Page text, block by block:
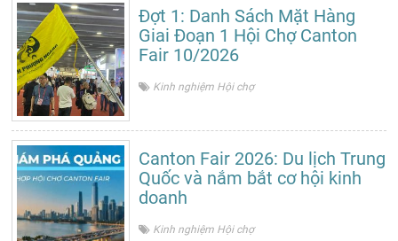
Đợt 1: Danh Sách Mặt Hàng
Giai Đoạn 1 Hội Chợ Canton
Fair 10/2026
Kinh nghiệm Hội chợ
Canton Fair 2026: Du lịch Trung
Quốc và nắm bắt cơ hội kinh
doanh
Kinh nghiệm Hội chợ